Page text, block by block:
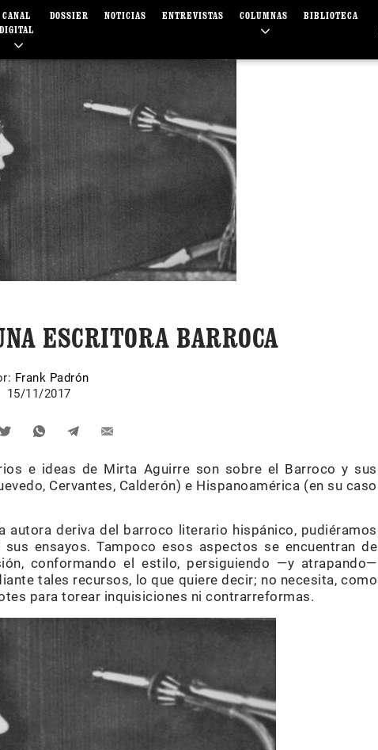
CANAL
DIGITAL
DOSSIER NOTICIAS ENTREVISTAS COLUMNAS BIBLIOTECA
ESCRITORA BARROCA
Frank Padrón
15/11/2017
e ideas de Mirta Aguirre son sobre el Barroco y sus
Cervantes, Calderón) e Hispanoamérica (en su caso
autora deriva del barroco literario hispánico, pudiéramos
ensayos. Tampoco esos aspectos se encuentran de
conformando el estilo, persiguiendo —y atrapando—
tales recursos, lo que quiere decir; no necesita, como
para torear inquisiciones ni contrarreformas.